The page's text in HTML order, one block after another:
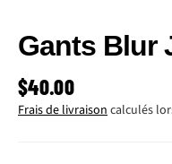
Gants Blur
PRIX HABITUEL
$40.00
Frais de livraisoncalculés